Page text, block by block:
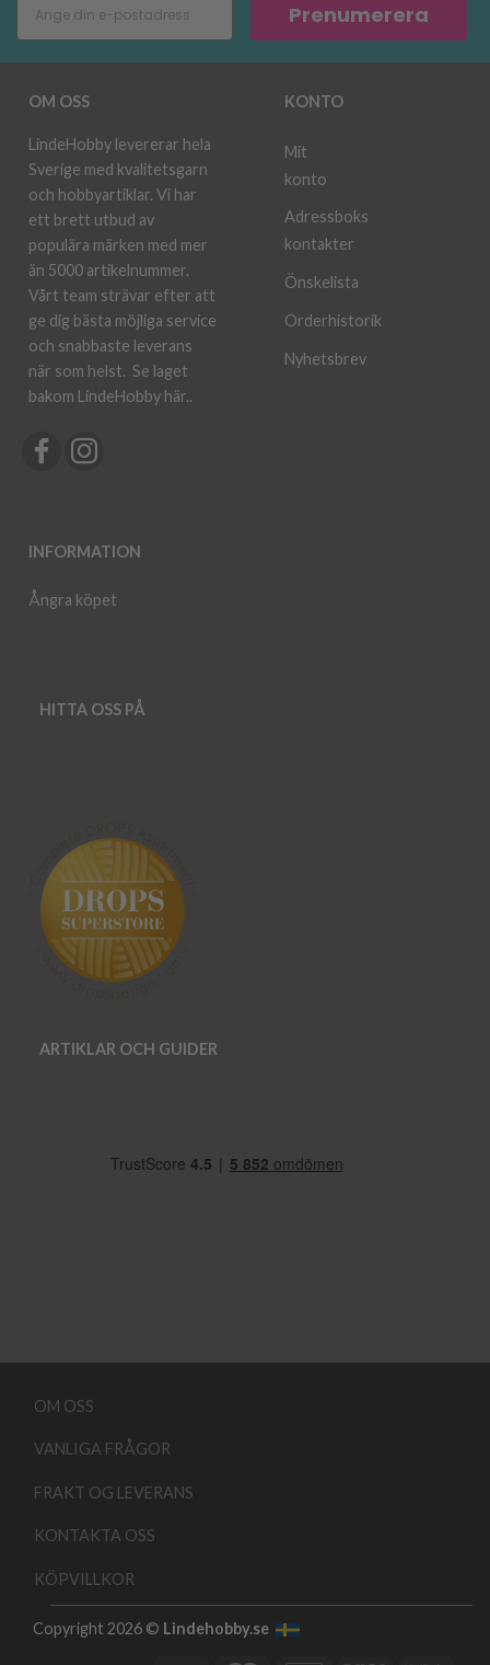
Prenumerera
OM OSS
LindeHobby levererar hela
Sverige med kvalitetsgarn
och hobbyartiklar. Vi har
ett brett utbud av
populära märken med mer
än 5000 artikelnummer.
Vårt team strävar efter att
ge dig bästa möjliga service
och snabbaste leverans
när som helst. Se laget
bakom LindeHobby här..
INFORMATION
Ångra köpet
KONTO
Mit
konto
Adressboks
kontakter
Önskelista
Orderhistorik
Nyhetsbrev
HITTA OSS PÅ
ARTIKLAR OCH GUIDER
OM OSS
VANLIGA FRÅGOR
FRAKT OG LEVERANS
KONTAKTA OSS
KÖPVILLKOR
Copyright 2026 © Lindehobby.se